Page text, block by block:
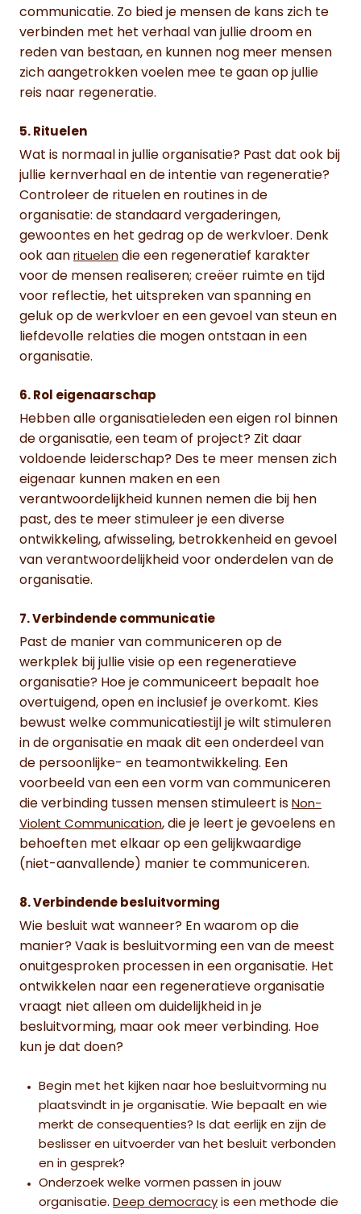
communicatie. Zo bied je mensen de kans zich te
verbinden met het verhaal van jullie droom en
reden van bestaan, en kunnen nog meer mensen
zich aangetrokken voelen mee te gaan op jullie
reis naar regeneratie.
5. Rituelen
Wat is normaal in jullie organisatie? Past dat ook bij
jullie kernverhaal en de intentie van regeneratie?
Controleer de rituelen en routines in de
organisatie: de standaard vergaderingen,
gewoontes en het gedrag op de werkvloer. Denk
ook aan rituelen die een regeneratief karakter
voor de mensen realiseren; creëer ruimte en tijd
voor reflectie, het uitspreken van spanning en
geluk op de werkvloer en een gevoel van steun en
liefdevolle relaties die mogen ontstaan in een
organisatie.
6. Rol eigenaarschap
Hebben alle organisatieleden een eigen rol binnen
de organisatie, een team of project? Zit daar
voldoende leiderschap? Des te meer mensen zich
eigenaar kunnen maken en een
verantwoordelijkheid kunnen nemen die bij hen
past, des te meer stimuleer je een diverse
ontwikkeling, afwisseling, betrokkenheid en gevoel
van verantwoordelijkheid voor onderdelen van de
organisatie.
7. Verbindende communicatie
Past de manier van communiceren op de
werkplek bij jullie visie op een regeneratieve
organisatie? Hoe je communiceert bepaalt hoe
overtuigend, open en inclusief je overkomt. Kies
bewust welke communicatiestijl je wilt stimuleren
in de organisatie en maak dit een onderdeel van
de persoonlijke- en teamontwikkeling. Een
voorbeeld van een een vorm van communiceren
die verbinding tussen mensen stimuleert is Non-
Violent Communication, die je leert je gevoelens en
behoeften met elkaar op een gelijkwaardige
(niet-aanvallende) manier te communiceren.
8. Verbindende besluitvorming
Wie besluit wat wanneer? En waarom op die
manier? Vaak is besluitvorming een van de meest
onuitgesproken processen in een organisatie. Het
ontwikkelen naar een regeneratieve organisatie
vraagt niet alleen om duidelijkheid in je
besluitvorming, maar ook meer verbinding. Hoe
kun je dat doen?
Begin met het kijken naar hoe besluitvorming nu
plaatsvindt in je organisatie. Wie bepaalt en wie
merkt de consequenties? Is dat eerlijk en zijn de
beslisser en uitvoerder van het besluit verbonden
en in gesprek?
Onderzoek welke vormen passen in jouw
organisatie. Deep democracy is een methode die